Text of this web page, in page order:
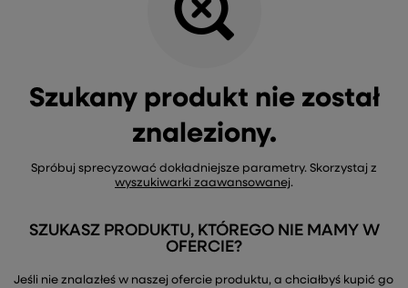
Szukany produkt nie został
znaleziony.
Spróbuj sprecyzować dokładniejsze parametry. Skorzystaj z
wyszukiwarki zaawansowanej.
SZUKASZ PRODUKTU, KTÓREGO NIE MAMY W
OFERCIE?
Jeśli nie znalazłeś w naszej ofercie produktu, a chciałbyś kupić go